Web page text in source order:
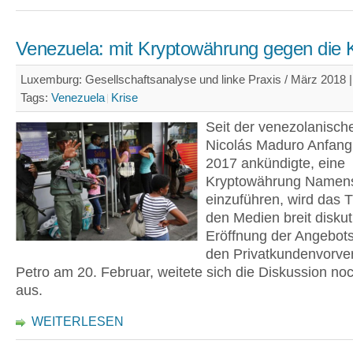
Venezuela: mit Kryptowährung gegen die
Luxemburg: Gesellschaftsanalyse und linke Praxis / März 2018 |
Tags: Venezuela Krise
Seit der
Nicolás Maduro
2017 ankündigte, eine
Kryptowährung
einzuführen, wird das
den Medien breit
Eröffnung der
den
Petro am 20. Februar, weitete sich die Diskussion
aus.
WEITERLESEN